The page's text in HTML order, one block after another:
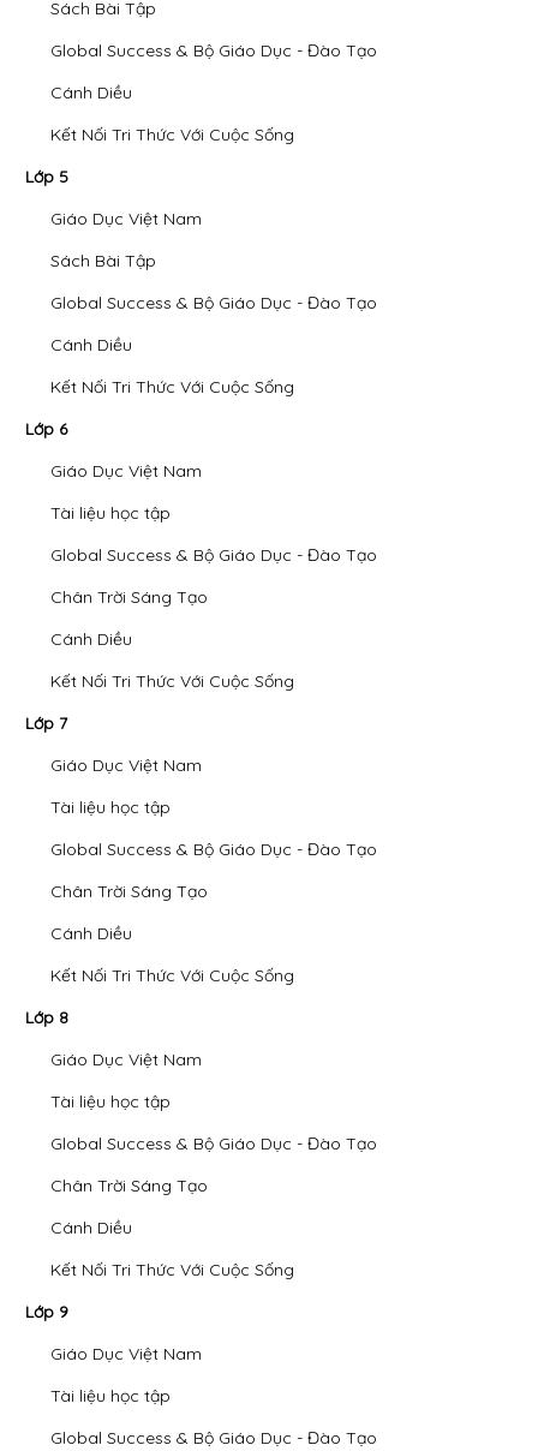
Sách Bài Tập
Global Success & Bộ Giáo Dục - Đào Tạo
Cánh Diều
Kết Nối Tri Thức Với Cuộc Sống
Lớp 5
Giáo Dục Việt Nam
Sách Bài Tập
Global Success & Bộ Giáo Dục - Đào Tạo
Cánh Diều
Kết Nối Tri Thức Với Cuộc Sống
Lớp 6
Giáo Dục Việt Nam
Tài liệu học tập
Global Success & Bộ Giáo Dục - Đào Tạo
Chân Trời Sáng Tạo
Cánh Diều
Kết Nối Tri Thức Với Cuộc Sống
Lớp 7
Giáo Dục Việt Nam
Tài liệu học tập
Global Success & Bộ Giáo Dục - Đào Tạo
Chân Trời Sáng Tạo
Cánh Diều
Kết Nối Tri Thức Với Cuộc Sống
Lớp 8
Giáo Dục Việt Nam
Tài liệu học tập
Global Success & Bộ Giáo Dục - Đào Tạo
Chân Trời Sáng Tạo
Cánh Diều
Kết Nối Tri Thức Với Cuộc Sống
Lớp 9
Giáo Dục Việt Nam
Tài liệu học tập
Global Success & Bộ Giáo Dục - Đào Tạo